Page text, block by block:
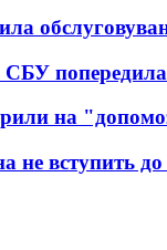
попередила
на
не вступить